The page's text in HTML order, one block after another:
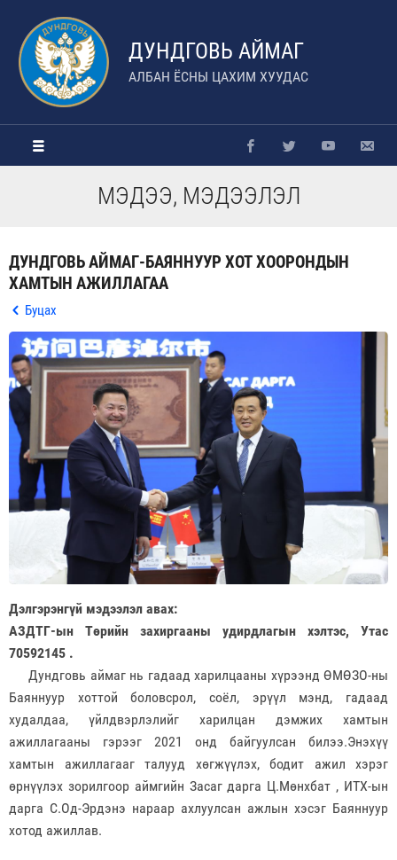
ДУНДГОВЬ АЙМАГ
АЛБАН ЁСНЫ ЦАХИМ ХУУДАС
МЭДЭЭ, МЭДЭЭЛЭЛ
ДУНДГОВЬ АЙМАГ-БАЯННУУР ХОТ ХООРОНДЫН
ХАМТЫН АЖИЛЛАГАА
Буцах
Дэлгэрэнгүй мэдээлэл авах:
АЗДТГ-ын Төрийн захиргааны удирдлагын хэлтэс, Утас
70592145 .
Дундговь аймаг нь гадаад харилцааны хүрээнд ӨМӨЗО-ны
Баяннуур хоттой боловсрол, соёл, эрүүл мэнд, гадаад
худалдаа, үйлдвэрлэлийг харилцан дэмжих хамтын
ажиллагааны гэрээг 2021 онд байгуулсан билээ.Энэхүү
хамтын ажиллагааг талууд хөгжүүлэх, бодит ажил хэрэг
өрнүүлэх зорилгоор аймгийн Засаг дарга Ц.Мөнхбат , ИТХ-ын
дарга С.Од-Эрдэнэ нараар ахлуулсан ажлын хэсэг Баяннуур
хотод ажиллав.